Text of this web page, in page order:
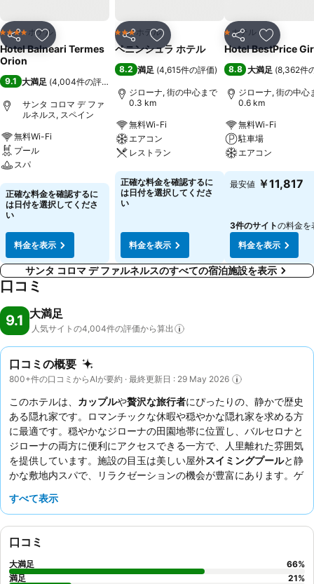
シェア お気に入りに追加
4 ホテルのランク
ホテル
Hotel Balneari Termes
Orion
9.1 大満足 (4,004件の評価
サンタ コロマ デ ファ
ルネルス, スペイン
無料Wi-Fi
プール
スパ
料金を表示
正確な料金を確認するに
は日付を選択してくださ
い
料金を表示
シェア お気に入りに追加
3 ホテルのランク
ホテル
ペニンシュラ ホテル
8.2 満足 (4,615件の評価)
ジローナ, 街の中心まで
0.3 km
無料Wi-Fi
エアコン
レストラン
料金を表示
正確な料金を確認するに
は日付を選択してくださ
い
料金を表示
シェア お気に入
1 ホテルのランク
ホテル
Hotel BestPrice
8.8 大満足 (8,362件
ジローナ, 街の中心
0.6 km
無料Wi-Fi
駐車場
エアコン
料金を表示
最安値 ￥11,817
3件のサイトの料金を
料金を表示
サンタ コロマ デ ファルネルスのすべての宿泊施設を表示
口コミ
9.1 大満足
人気サイトの4,004件の評価から算出
口コミの概要
800+件の口コミからAIが要約 · 最終更新日 : 29 May 2026
このホテルは、 カップルや贅沢な旅行者にぴったりの、静かで歴史
ある隠れ家です。ロマンチックな休暇や穏やかな隠れ家を求める方
に最適です。穏やかなジローナの田園地帯に位置し、バルセロナと
ジローナの両方に便利にアクセスできる一方で、人里離れた雰囲気
を提供しています。施設の目玉は美しい屋外スイミングプールと静
かな敷地内スパで、リラクゼーションの機会が豊富にあります。ゲ
しめる充実した
します。
すべて表示
口コミ
大満足 66%
満足
21%